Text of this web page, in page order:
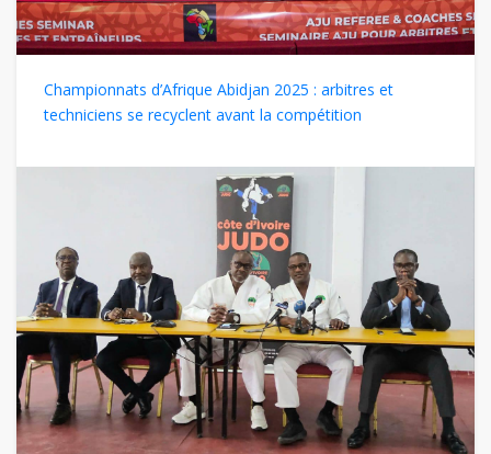
Championnats d’Afrique Abidjan 2025 : arbitres et
techniciens se recyclent avant la compétition